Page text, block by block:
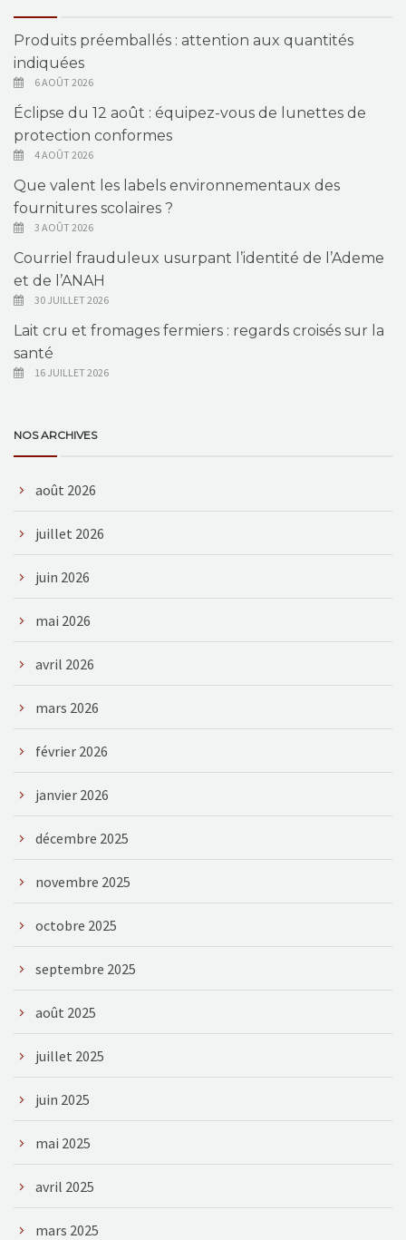
Produits préemballés : attention aux quantités
indiquées
6 AOÛT 2026
Éclipse du 12 août : équipez-vous de lunettes de
protection conformes
4 AOÛT 2026
Que valent les labels environnementaux des
fournitures scolaires ?
3 AOÛT 2026
Courriel frauduleux usurpant l’identité de l’Ademe
et de l’ANAH
30 JUILLET 2026
Lait cru et fromages fermiers : regards croisés sur la
santé
16 JUILLET 2026
NOS ARCHIVES
août 2026
juillet 2026
juin 2026
mai 2026
avril 2026
mars 2026
février 2026
janvier 2026
décembre 2025
novembre 2025
octobre 2025
septembre 2025
août 2025
juillet 2025
juin 2025
mai 2025
avril 2025
mars 2025